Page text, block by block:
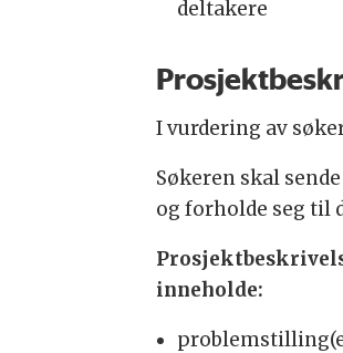
deltakere
I vurdering av
Søkeren skal
og forholde seg til
inneholde: